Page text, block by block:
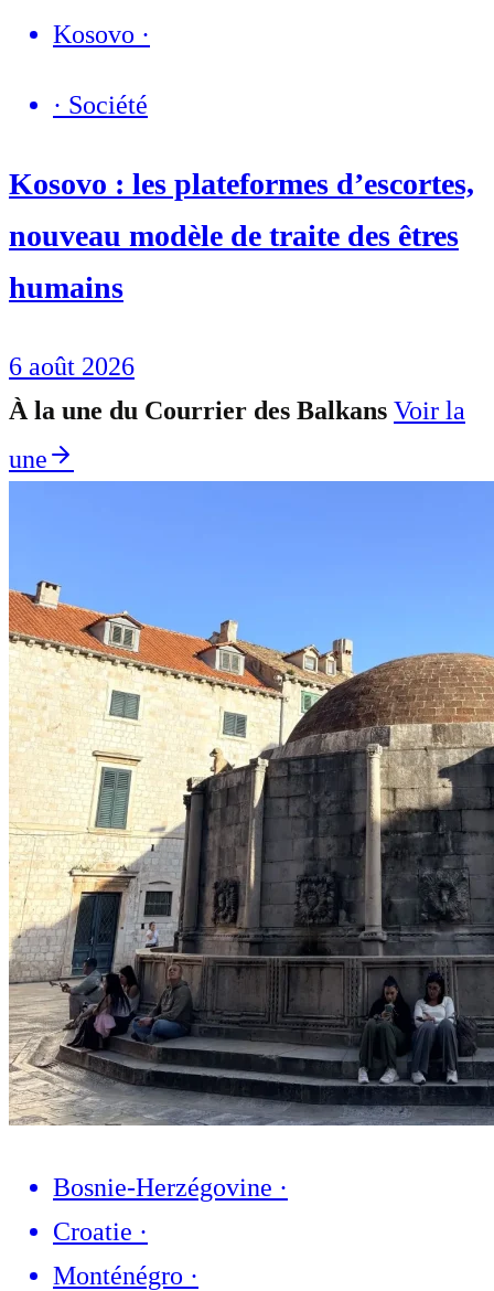
Kosovo ·
· Société
Kosovo : les plateformes d’escortes,
nouveau modèle de traite des êtres
humains
6 août 2026
À la une du Courrier des Balkans Voir la
une
Bosnie-Herzégovine ·
Croatie ·
Monténégro ·